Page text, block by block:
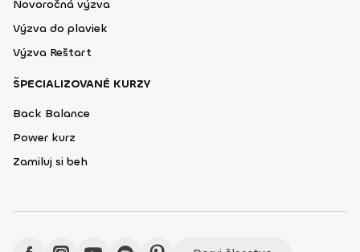
Novoročná výzva
Výzva do plaviek
Výzva Reštart
ŠPECIALIZOVANÉ KURZY
Back Balance
Power kurz
Zamiluj si beh